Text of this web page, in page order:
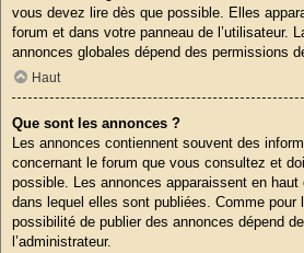
vous devez lire dès que possible. Elles
forum et dans votre panneau de l’utilisateur.
annonces globales dépend des permissions
Haut
Que sont les annonces ?
Les annonces contiennent souvent des
concernant le forum que vous consultez et
possible. Les annonces apparaissent en haut
dans lequel elles sont publiées. Comme pour
possibilité de publier des annonces dépend
l’administrateur.